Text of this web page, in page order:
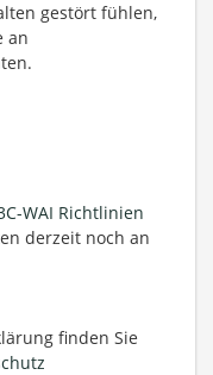
gestört fühlen,
an
WAI Richtlinien
derzeit noch an
finden Sie